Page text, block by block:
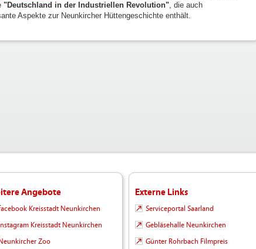
"Deutschland in der Industriellen Revolution", die auch
Aspekte zur Neunkircher Hüttengeschichte enthält.
Angebote
Kreisstadt Neunkirchen
Instagram Kreisstadt Neunkirchen
Zoo
Externe Links
Serviceportal Saarland
Gebläsehalle Neunkirchen
Günter Rohrbach Filmpreis